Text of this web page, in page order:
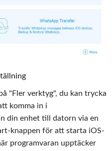
"Fler verktyg", du kan trycka
komma in i
din enhet till datorn via en
knappen för att starta iOS-
programvaran upptäcker